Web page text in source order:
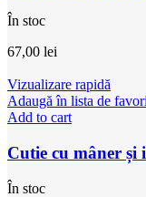
În stoc
67,00 lei
Vizualizare rapidă
Adaugă în lista de
Add to cart
Cutie cu mâner
În stoc